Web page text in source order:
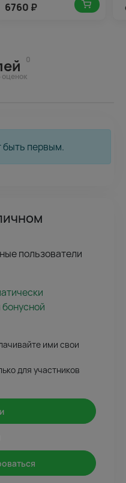
6760 ₽
0
оценок
быть первым.
пользователи
ими свои
для участников